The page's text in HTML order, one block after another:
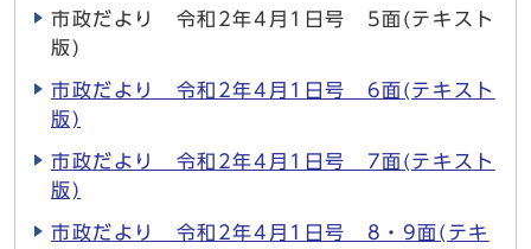
市政だより 令和2年4月1日号 5面(テキスト
版)
市政だより 令和2年4月1日号 6面(テキスト
版)
市政だより 令和2年4月1日号 7面(テキスト
版)
市政だより 令和2年4月1日号 8・9面(テキ